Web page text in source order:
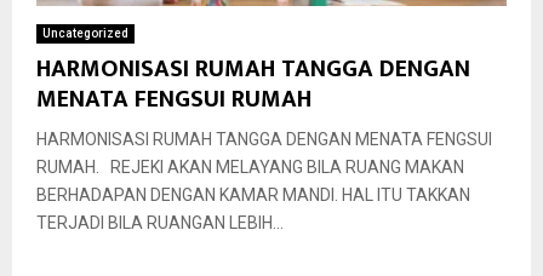
Uncategorized
HARMONISASI RUMAH TANGGA DENGAN
MENATA FENGSUI RUMAH
HARMONISASI RUMAH TANGGA DENGAN MENATA FENGSUI
RUMAH. REJEKI AKAN MELAYANG BILA RUANG MAKAN
BERHADAPAN DENGAN KAMAR MANDI. HAL ITU TAKKAN
TERJADI BILA RUANGAN LEBIH...